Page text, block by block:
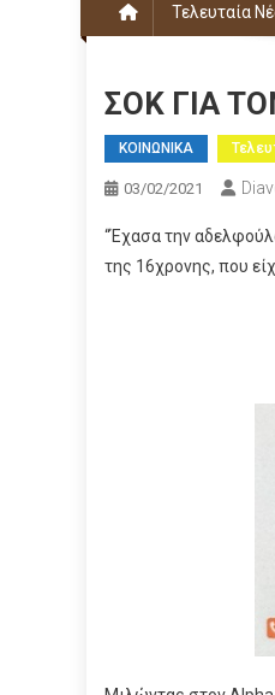
Τελευταία
ΣΟΚ ΓΙΑ
ΚΟΙΝΩΝΙΚΑ
03/02/2021
“Έχασα την
της 16χρονης, που